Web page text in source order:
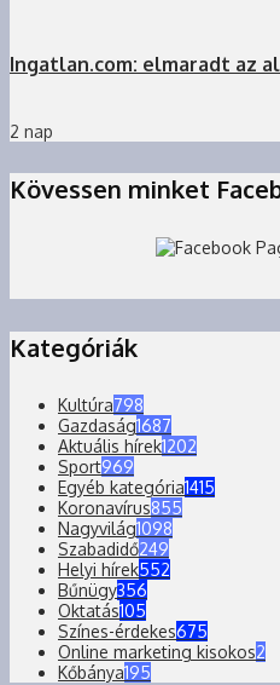
Ingatlan.com: elmaradt az
2 nap
Kövessen minket
Kategóriák
Kultúra798
Gazdaság1687
Aktuális hírek1202
Sport969
Egyéb kategória1415
Koronavírus855
Nagyvilág1098
Szabadidő249
Helyi hírek552
Bűnügy356
Oktatás105
Színes-érdekes675
Online marketing kisokos2
Kőbánya195